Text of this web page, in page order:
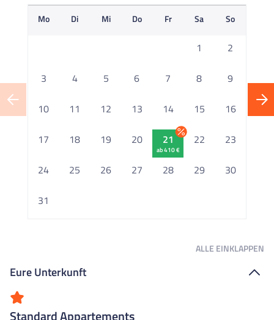
Mo Di Mi Do Fr Sa So
1 2
3 4 5 6 7 8 9
10 11 12 13 14 15 16
17 18 19 20 21
ab 410 €
22 23
24 25 26 27 28 29 30
31
ALLE EINKLAPPEN
Eure Unterkunft